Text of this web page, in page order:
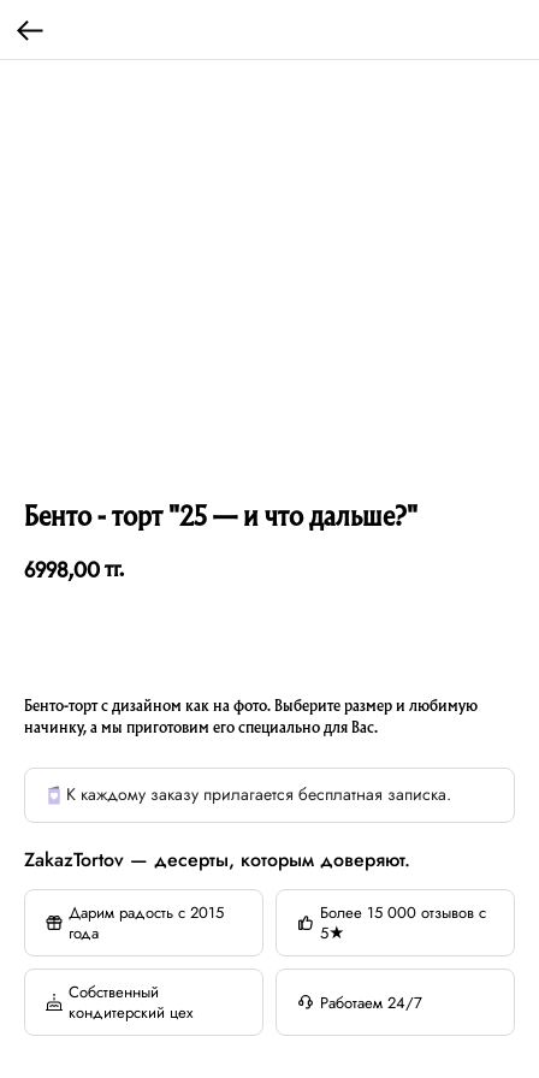
Бенто - торт "25 — и что дальше?"
6998,00тг.
Бенто-торт с дизайном как на фото. Выберите размер и любимую
начинку, а мы приготовим его специально для Вас.
К каждому заказу прилагается бесплатная записка.
ZakazTortov — десерты, которым доверяют.
Дарим радость с 2015
года
Более 15 000 отзывов с
5★
Собственный
кондитерский цех
Работаем 24/7